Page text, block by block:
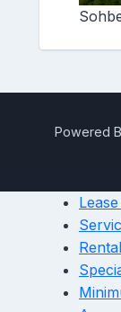
Powered